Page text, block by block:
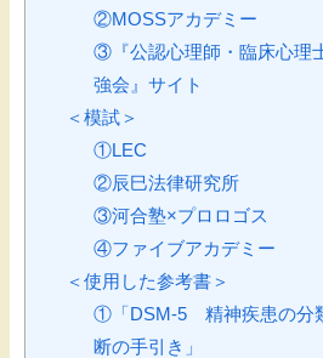
②MOSSアカデミー
③『公認心理師・臨床心理
強会』サイト
＜模試＞
①LEC
②辰巳法律研究所
③河合塾×プロロゴス
④ファイブアカデミー
＜使用した参考書＞
①「DSM-5 精神疾患の分
断の手引き」